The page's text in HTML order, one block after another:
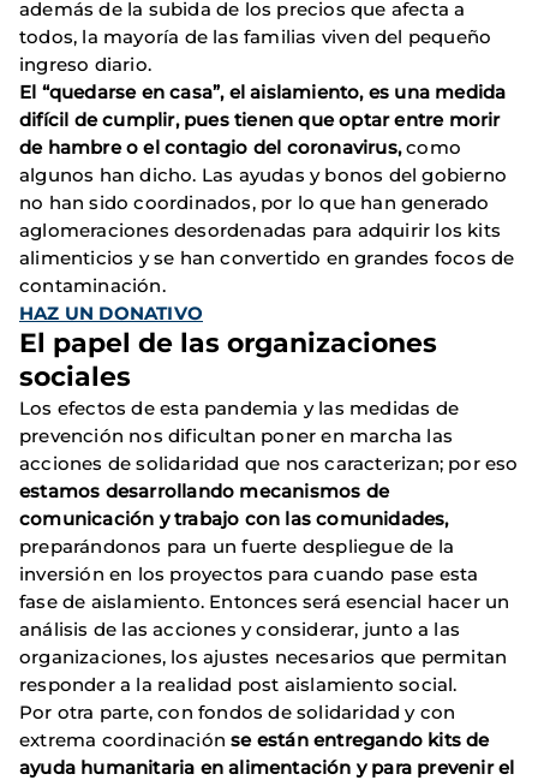
además de la subida de los precios que afecta a
todos, la mayoría de las familias viven del pequeño
ingreso diario.
El “quedarse en casa”, el aislamiento, es una medida
difícil de cumplir, pues tienen que optar entre morir
de hambre o el contagio del coronavirus,como
algunos han dicho. Las ayudas y bonos del gobierno
no han sido coordinados, por lo que han generado
aglomeraciones desordenadas para adquirir los kits
alimenticios y se han convertido en grandes focos de
contaminación.
HAZ UN DONATIVO
El papel de las organizaciones
sociales
Los efectos de esta pandemia y las medidas de
prevención nos dificultan poner en marcha las
acciones de solidaridad que nos caracterizan; por eso
estamos desarrollando mecanismos de
comunicación y trabajo con las comunidades,
preparándonos para un fuerte despliegue de la
inversión en los proyectos para cuando pase esta
fase de aislamiento. Entonces será esencial hacer un
análisis de las acciones y considerar, junto a las
organizaciones, los ajustes necesarios que permitan
responder a la realidad post aislamiento social.
Por otra parte, con fondos de solidaridad y con
extrema coordinaciónse están entregando kits de
ayuda humanitaria en alimentación y para prevenir el